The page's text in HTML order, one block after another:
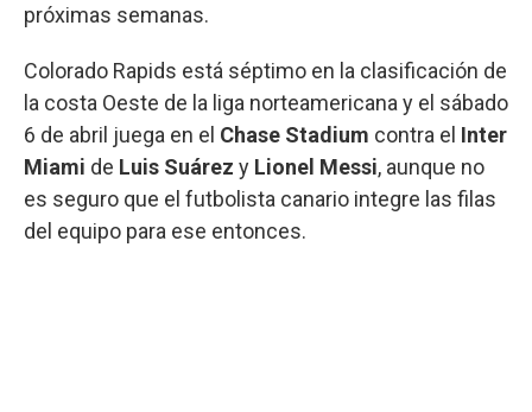
próximas semanas.
Colorado Rapids está séptimo en la clasificación de
la costa Oeste de la liga norteamericana y el sábado
6 de abril juega en el Chase Stadium contra el Inter
Miami de Luis Suárez y Lionel Messi, aunque no
es seguro que el futbolista canario integre las filas
del equipo para ese entonces.